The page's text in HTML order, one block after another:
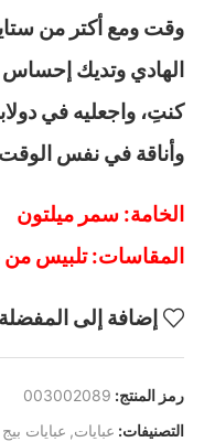
وقت ومع أكتر من
الهادي وتديك إحساس
كنتِ، واجعليه في
وأناقة في نفس
الخامة: سمر ميلتون
المقاسات: تلبيس من 85 كيلو حتى 110 كيلو
إضافة إلى المفضلة
رمز المنتج: 003002089
التصنيفات: عبايات, عبايات